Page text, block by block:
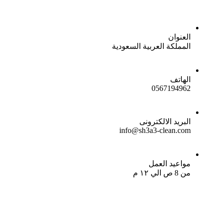
العنوان
المملكة العربية السعودية
الهاتف
0567194962
البريد الالكترونى
info@sh3a3-clean.com
مواعيد العمل
من 8 ص الي ١٢ م